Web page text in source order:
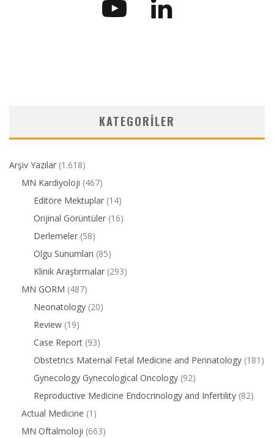
KATEGORILER
Arşiv Yazılar (1.618)
MN Kardiyoloji (467)
Editöre Mektuplar (14)
Orijinal Görüntüler (16)
Derlemeler (58)
Olgu Sunumları (85)
Klinik Araştırmalar (293)
MN GORM (487)
Neonatology (20)
Review (19)
Case Report (93)
Obstetrics Maternal Fetal Medicine and Perinatology (181)
Gynecology Gynecological Oncology (92)
Reproductive Medicine Endocrinology and Infertility (82)
Actual Medicine (1)
MN Oftalmoloji (663)